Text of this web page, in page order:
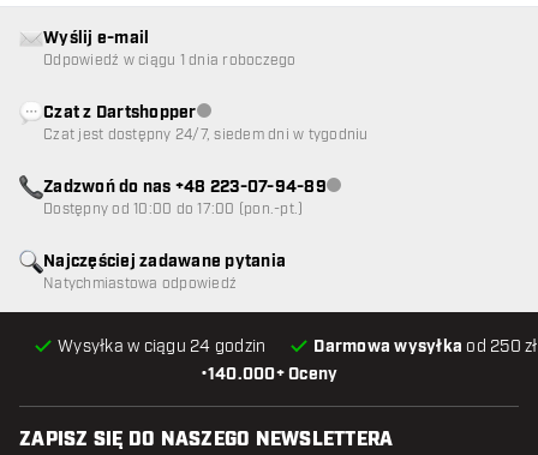
•140.000+ Oceny
Wysyłka w ciągu 24 godzin Darmowa wysyłka od 250
Najczęściej zadawane pytania
Natychmiastowa odpowiedź
Wyślij e-mail
Odpowiedź w ciągu 1 dnia roboczego
Czat z DartshopperObsługa klienta niedostępna
Czat jest dostępny 24/7, siedem dni w tygodniu
Zadzwoń do nas +48 223-07-94-89Obsługa klienta niedostępna
Dostępny od 10:00 do 17:00 (pon.-pt.)
ZAPISZ SIĘ DO NASZEGO NEWSLETTERA